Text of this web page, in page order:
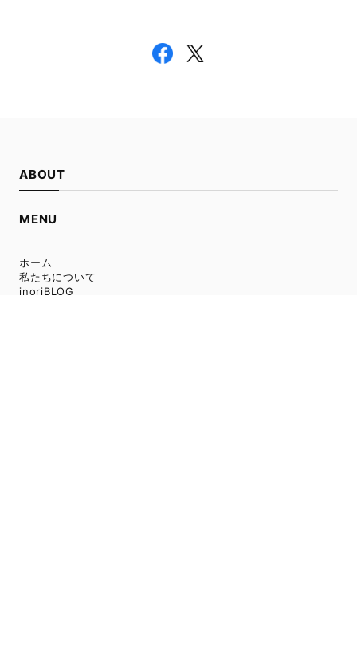
ABOUT
MENU
ホーム
私たちについて
inoriBLOG